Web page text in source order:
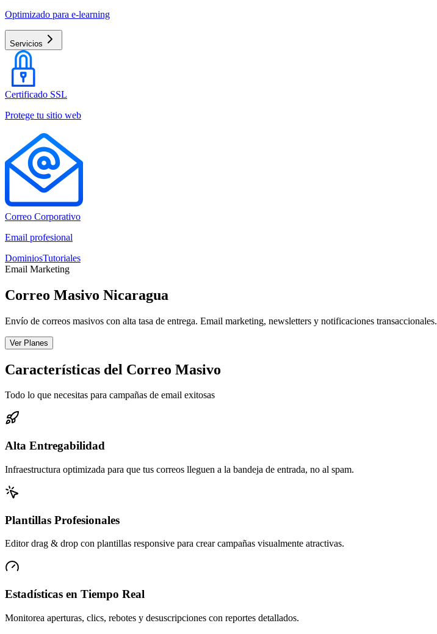
Optimizado para e-learning
Servicios
Certificado SSL
Protege tu sitio web
Correo Corporativo
Email profesional
DominiosTutoriales
Email Marketing
Correo Masivo Nicaragua
Envío de correos masivos con alta tasa de entrega. Email marketing, newsletters y notificaciones transaccionales.
Ver Planes
Características del Correo Masivo
Todo lo que necesitas para campañas de email exitosas
Alta Entregabilidad
Infraestructura optimizada para que tus correos lleguen a la bandeja de entrada, no al spam.
Plantillas Profesionales
Editor drag & drop con plantillas responsive para crear campañas visualmente atractivas.
Estadísticas en Tiempo Real
Monitorea aperturas, clics, rebotes y desuscripciones con reportes detallados.